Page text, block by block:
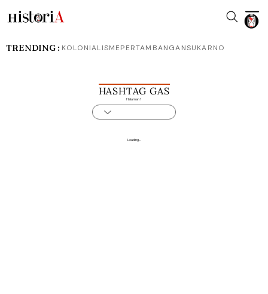
HASHTAG GAS
Halaman 1
Loading...
TRENDING : KOLONIALISMEPERTAMBANGANSUKARNO